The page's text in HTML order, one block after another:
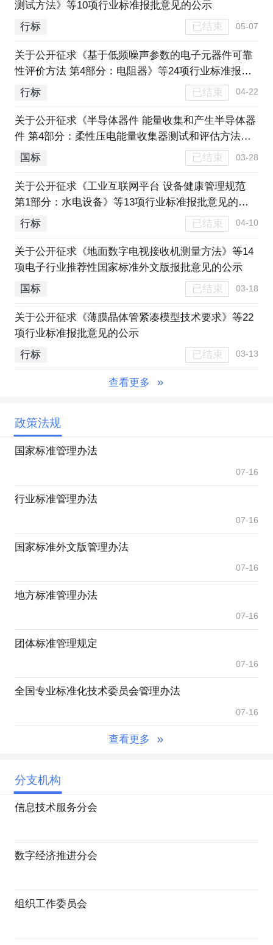
测试方法》等10项行业标准报批意见的公示
行标
已结束 05-07
关于公开征求《基于低频噪声参数的电子元器件可靠
性评价方法 第4部分：电阻器》等24项行业标准报批
意见的公示
行标 已结束 04-22
关于公开征求《半导体器件 能量收集和产生半导体器
件 第4部分：柔性压电能量收集器测试和评估方法》
等8项电子行业推荐性国家标准报批意见的公示
国标 已结束 03-28
关于公开征求《工业互联网平台 设备健康管理规范
第1部分：水电设备》等13项行业标准报批意见的公
示
行标 已结束 04-10
关于公开征求《地面数字电视接收机测量方法》等14
项电子行业推荐性国家标准外文版报批意见的公示
国标
已结束 03-18
关于公开征求《薄膜晶体管紧凑模型技术要求》等22
项行业标准报批意见的公示
行标
已结束 03-13
查看更多
政策法规
国家标准管理办法
07-16
行业标准管理办法
07-16
国家标准外文版管理办法
07-16
地方标准管理办法
07-16
团体标准管理规定
07-16
全国专业标准化技术委员会管理办法
07-16
查看更多
分支机构
信息技术服务分会
数字经济推进分会
组织工作委员会